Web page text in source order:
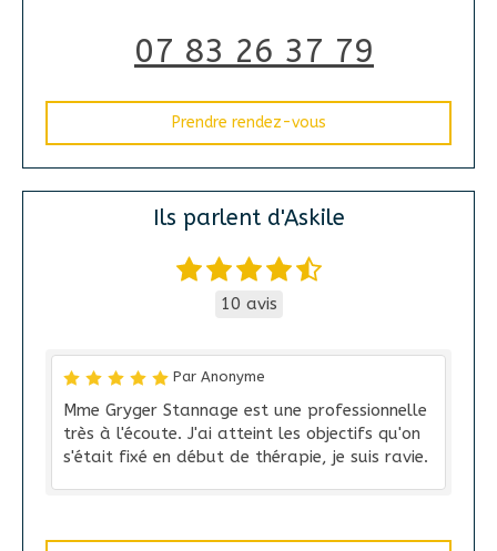
07 83 26 37 79
Prendre rendez-vous
Ils parlent d'Askile
10 avis
Par Anonyme
Mme Gryger Stannage est une professionnelle
très à l'écoute. J'ai atteint les objectifs qu'on
s'était fixé en début de thérapie, je suis ravie.